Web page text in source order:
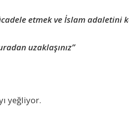
etmek ve İslam adaletini
uzaklaşınız”
yeğliyor.